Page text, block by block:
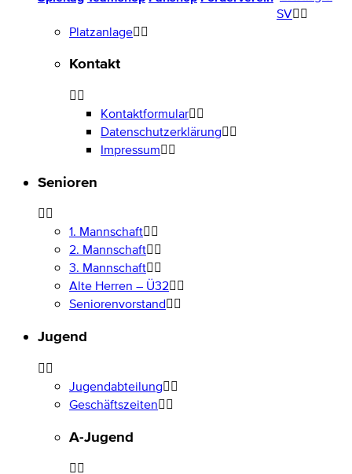
SV
Platzanlage
Kontakt
Kontaktformular
Datenschutzerklärung
Impressum
Senioren
1. Mannschaft
2. Mannschaft
3. Mannschaft
Alte Herren – Ü32
Seniorenvorstand
Jugend
Jugendabteilung
Geschäftszeiten
A-Jugend